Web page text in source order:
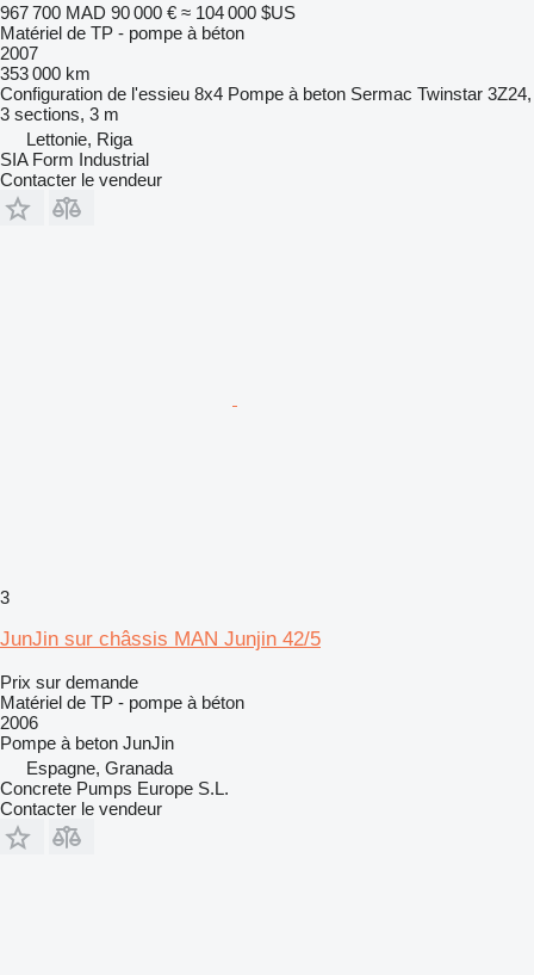
967 700 MAD 90 000 € ≈ 104 000 $US
Matériel de TP - pompe à béton
2007
353 000 km
Configuration de l'essieu 8x4 Pompe à beton Sermac Twinstar 3Z24,
3 sections, 3 m
Lettonie, Riga
SIA Form Industrial
Contacter le vendeur
3
JunJin sur châssis MAN Junjin 42/5
Prix sur demande
Matériel de TP - pompe à béton
2006
Pompe à beton JunJin
Espagne, Granada
Concrete Pumps Europe S.L.
Contacter le vendeur